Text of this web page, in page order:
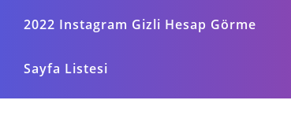
2022 Instagram Gizli Hesap Görme
Sayfa Listesi